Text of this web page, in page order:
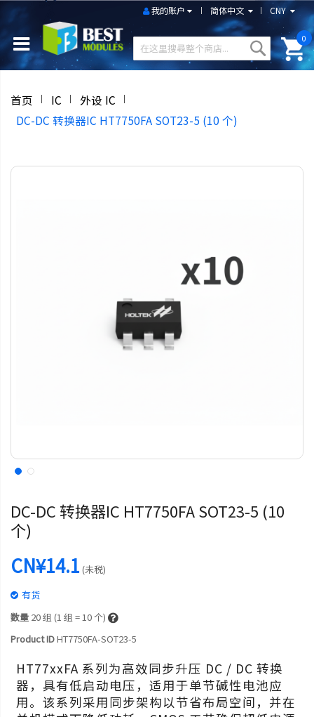
CNY
简体中文
我的账户
0
首页 IC
外设 IC
DC-DC 转换器IC HT7750FA SOT23-5 (10 个)
DC-DC 转换器IC HT7750FA SOT23-5 (10
个)
CN¥14.1 (未税)
有货
数量 20组 (1 组 = 10 个)
Product IDHT7750FA-SOT23-5
HT77xxFA 系列为高效同步升压 DC / DC 转换
器，具有低启动电压，适用于单节碱性电池应
用。该系列采用同步架构以节省布局空间，并在